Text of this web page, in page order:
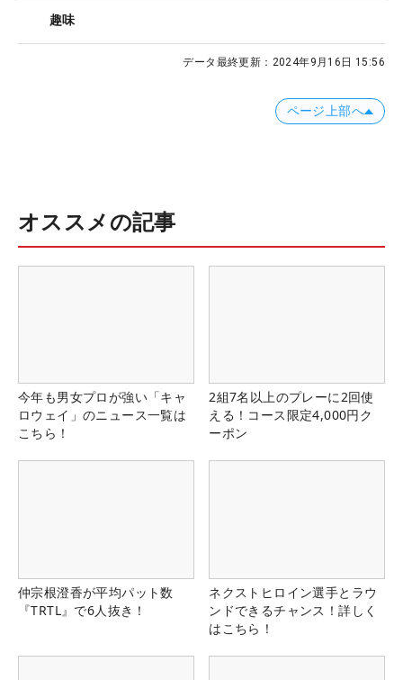
趣味
データ最終更新： 2024年9月16日 15:56
ページ上部へ
オススメの記事
今年も男女プロが強い「キャ
ロウェイ」のニュース一覧は
こちら！
2組7名以上のプレーに2回使
える！コース限定4,000円ク
ーポン
仲宗根澄香が平均パット数
『TRTL』で6人抜き！
ネクストヒロイン選手とラウ
ンドできるチャンス！詳しく
はこちら！